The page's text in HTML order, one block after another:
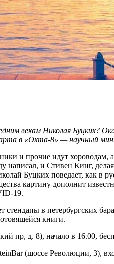
пройдет
векам Николая Буцких?
в «Охта-8» — научный
и прочие идут
написал, и Стивен Кинг,
Буцких поведает, как в
картину дополнит
19.
стендапы в петербургских
книги.
пр, д. 8), начало в 16.00,
(шоссе Революции, 3),